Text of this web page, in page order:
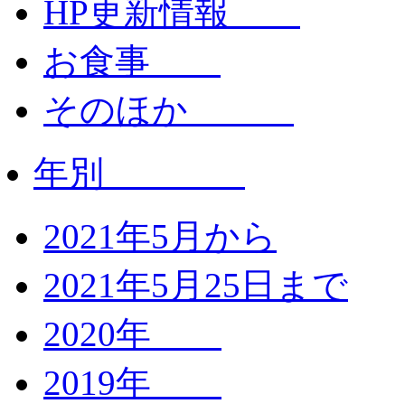
HP更新情報
お食事
そのほか
年別
2021年5月から
2021年5月25日まで
2020年
2019年